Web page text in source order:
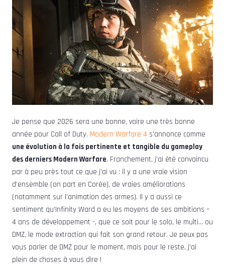
Je pense que 2026 sera une bonne, voire une très bonne
année pour Call of Duty. Modern Warfare 4 s’annonce comme
une évolution à la fois pertinente et tangible du gameplay
des derniers Modern Warfare. Franchement, j’ai été convaincu
par à peu près tout ce que j’ai vu : il y a une vraie vision
d’ensemble (on part en Corée), de vraies améliorations
(notamment sur l’animation des armes). Il y a aussi ce
sentiment qu’Infinity Ward a eu les moyens de ses ambitions –
4 ans de développement -, que ce soit pour le solo, le multi… ou
DMZ, le mode extraction qui fait son grand retour. Je peux pas
vous parler de DMZ pour le moment, mais pour le reste, j’ai
plein de choses à vous dire !